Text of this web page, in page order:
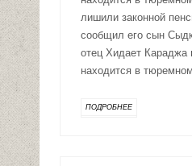
лишили законной
сообщил его сын
отец Хидает Караджа
находится в тюремном
ПОДРОБНЕЕ